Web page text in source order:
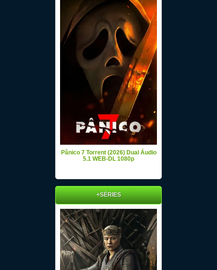
Pânico 7 Torrent (2026) Dual Áudio
5.1 WEB-DL 1080p
+SÉRIES